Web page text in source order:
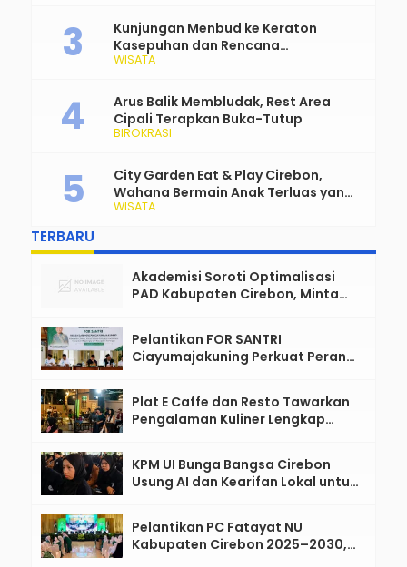
WISATA
Kunjungan Menbud ke Keraton
Kasepuhan dan Rencana
Transformasi Gedung Kesenian Nyi
Budaya
BIROKRASI
Arus Balik Membludak, Rest Area
Cipali Terapkan Buka-Tutup
WISATA
City Garden Eat & Play Cirebon,
Wahana Bermain Anak Terluas yang
Siap Jadi Favorit Keluarga
TERBARU
Akademisi Soroti Optimalisasi
PAD Kabupaten Cirebon, Minta
Sekadar Wacana
Pelantikan FOR SANTRI
Ciayumajakuning Perkuat Peran
Ekonomi Umat
Plat E Caffe dan Resto Tawarkan
Pengalaman Kuliner Lengkap
KPM UI Bunga Bangsa Cirebon
Usung AI dan Kearifan Lokal untuk
Mahasiswa Diterjunkan ke 33
Desa
Pelantikan PC Fatayat NU
Kabupaten Cirebon 2025–2030,